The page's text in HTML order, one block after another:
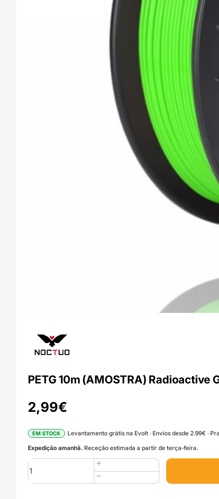
PETG 10m (AMOSTRA) Radioactive
2,99€
EM STOCK
Levantamento grátis na Evolt · Envios desde 2.99€ ·
Expedição amanhã. Receção estimada a partir de terça-feira.
Quantidade
de
PETG